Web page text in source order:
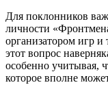
Для поклонников
личности
организатором игр и
этот вопрос
особенно учитывая,
которое вполне